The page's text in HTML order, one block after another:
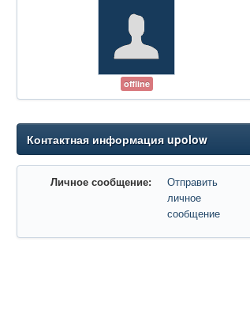
offline
Контактная информация upolow
Личное сообщение:
Отправить
личное
сообщение